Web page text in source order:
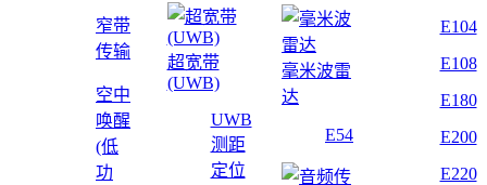
窄带
传输
空中
唤醒
(低
功
超宽带
(UWB)
UWB
测距
定位
毫米波雷
达
E54
E104
E108
E180
E200
E220